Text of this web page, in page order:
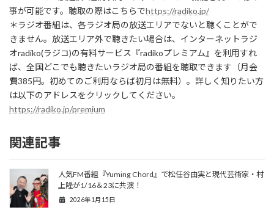
事が可能です。聴取の際はこちらでhttps://radiko.jp/
＊ラジオ番組は、各ラジオ局の放送エリアでないと聴くことがで
きません。放送エリア外で聴きたい場合は、インターネットラジ
オradiko(ラジコ)の有料サービス『radikoプレミアム』を利用すれ
ば、全国どこでも聴きたいラジオ局の番組を聴取できます（月会
費385円。初めてのご利用ならば初月は無料）。詳しく知りたい方
は以下のアドレスをクリックしてください。
https://radiko.jp/premium
関連記事
人気FM番組『Yuming Chord』で松任谷由実と現代芸術家・村
上隆が1/16＆23に共演！
2026年1月15日